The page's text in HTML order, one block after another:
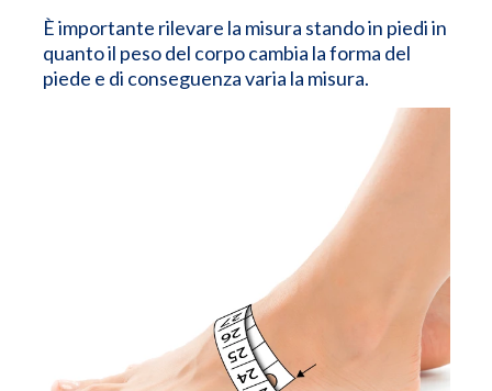
È importante rilevare la misura stando in piedi in
quanto il peso del corpo cambia la forma del
piede e di conseguenza varia la misura.